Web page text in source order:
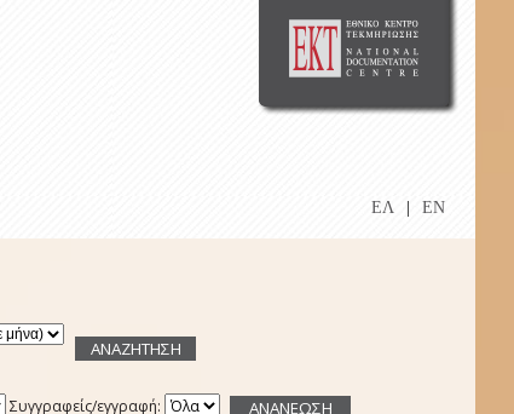
ΕΛ EN
Συγγραφείς/εγγραφή: